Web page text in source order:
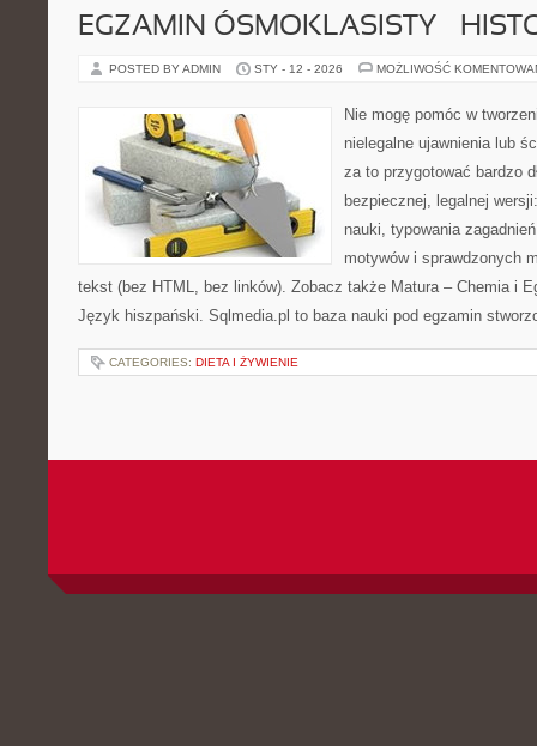
EGZAMIN ÓSMOKLASISTY –
POSTED BY ADMIN STY - 12 - 2026 MOŻLIWOŚĆ
Nie mogę pomóc w
nielegalne ujawnienia lub
za to przygotować bardzo
bezpiecznej, legalnej
nauki, typowania
motywów i sprawdzonych
tekst (bez HTML, bez linków). Zobacz także Matura – Chemia i
Język hiszpański. Sqlmedia.pl to baza nauki pod egzamin
CATEGORIES: DIETA I ŻYWIENIE